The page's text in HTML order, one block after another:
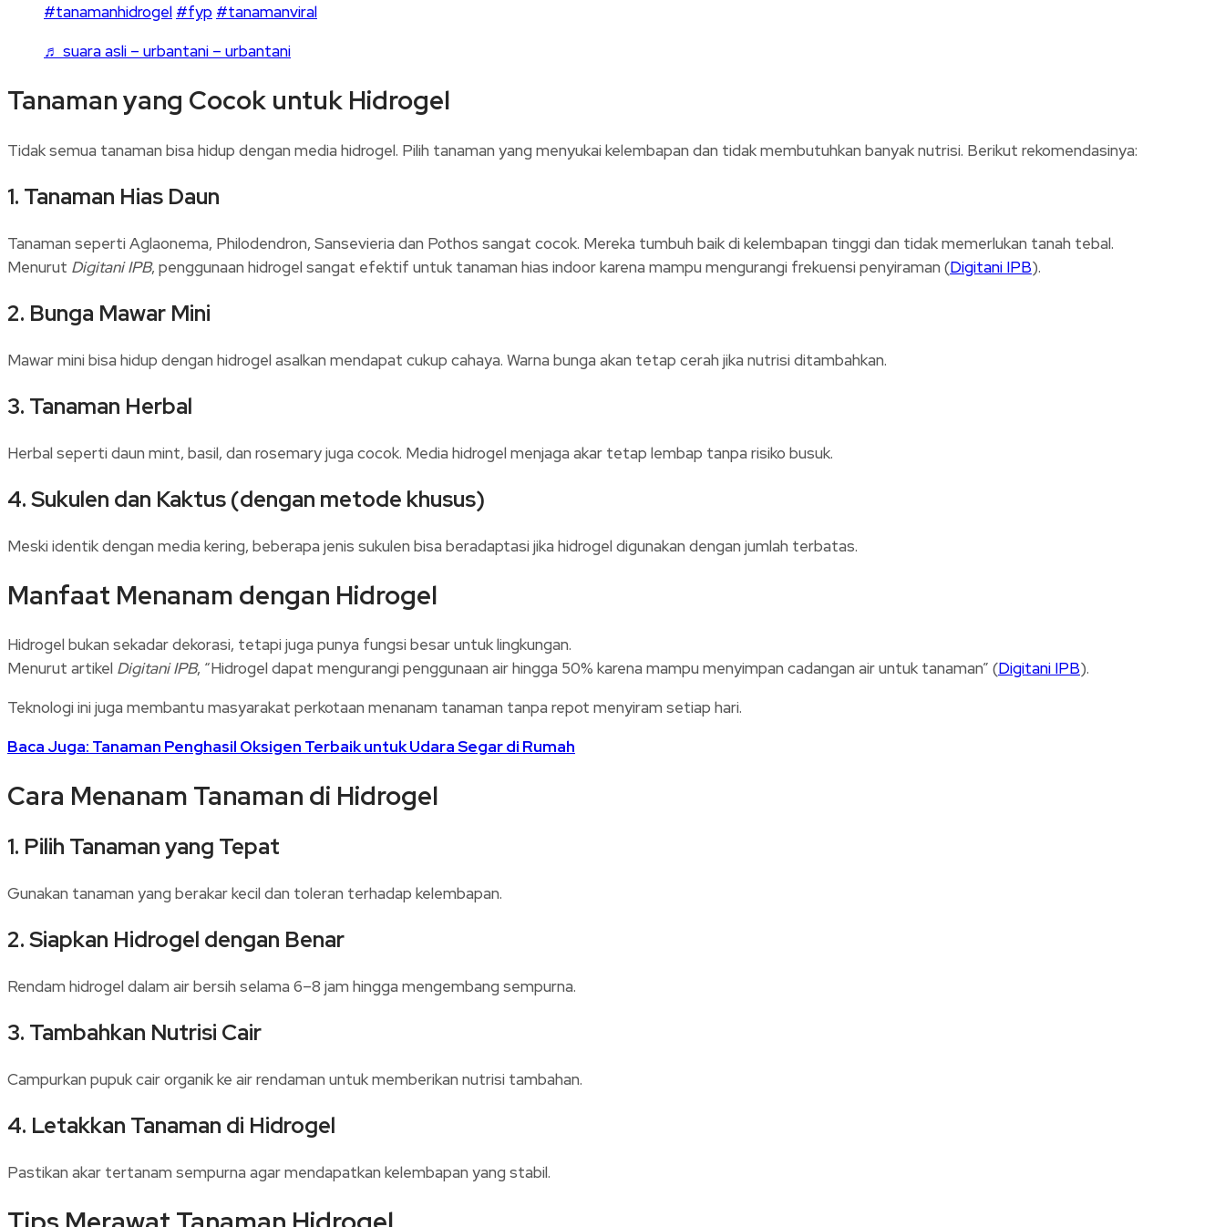
#tanamanhidrogel #fyp #tanamanviral
♬ suara asli – urbantani – urbantani
Tanaman yang Cocok untuk Hidrogel
Tidak semua tanaman bisa hidup dengan media hidrogel. Pilih tanaman yang menyukai kelembapan dan tidak membutuhkan banyak nutrisi. Berikut rekomendasinya:
1. Tanaman Hias Daun
Tanaman seperti Aglaonema, Philodendron, Sansevieria dan Pothos sangat cocok. Mereka tumbuh baik di kelembapan tinggi dan tidak memerlukan tanah tebal.
Menurut Digitani IPB, penggunaan hidrogel sangat efektif untuk tanaman hias indoor karena mampu mengurangi frekuensi penyiraman (Digitani IPB).
2. Bunga Mawar Mini
Mawar mini bisa hidup dengan hidrogel asalkan mendapat cukup cahaya. Warna bunga akan tetap cerah jika nutrisi ditambahkan.
3. Tanaman Herbal
Herbal seperti daun mint, basil, dan rosemary juga cocok. Media hidrogel menjaga akar tetap lembap tanpa risiko busuk.
4. Sukulen dan Kaktus (dengan metode khusus)
Meski identik dengan media kering, beberapa jenis sukulen bisa beradaptasi jika hidrogel digunakan dengan jumlah terbatas.
Manfaat Menanam dengan Hidrogel
Hidrogel bukan sekadar dekorasi, tetapi juga punya fungsi besar untuk lingkungan.
Menurut artikel Digitani IPB, “Hidrogel dapat mengurangi penggunaan air hingga 50% karena mampu menyimpan cadangan air untuk tanaman” (Digitani IPB).
Teknologi ini juga membantu masyarakat perkotaan menanam tanaman tanpa repot menyiram setiap hari.
Baca Juga: Tanaman Penghasil Oksigen Terbaik untuk Udara Segar di Rumah
Cara Menanam Tanaman di Hidrogel
1. Pilih Tanaman yang Tepat
Gunakan tanaman yang berakar kecil dan toleran terhadap kelembapan.
2. Siapkan Hidrogel dengan Benar
Rendam hidrogel dalam air bersih selama 6–8 jam hingga mengembang sempurna.
3. Tambahkan Nutrisi Cair
Campurkan pupuk cair organik ke air rendaman untuk memberikan nutrisi tambahan.
4. Letakkan Tanaman di Hidrogel
Pastikan akar tertanam sempurna agar mendapatkan kelembapan yang stabil.